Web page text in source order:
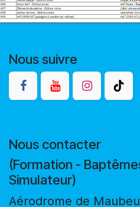
Nous suivre
Nous contacter
(Formation -
Simulateur)
Aérodrome de